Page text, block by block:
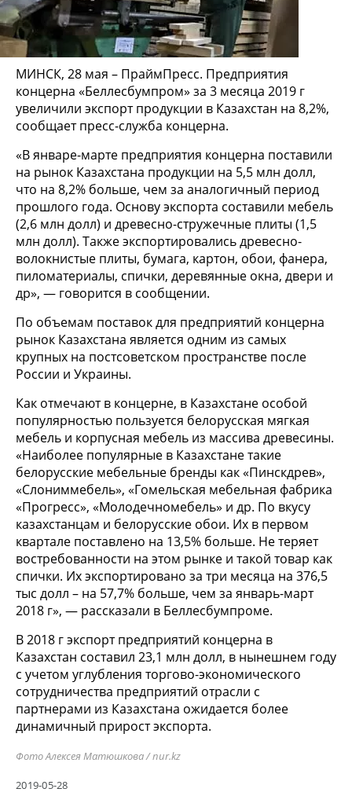
МИНСК, 28 мая – ПраймПресс. Предприятия
концерна «Беллесбумпром» за 3 месяца 2019 г
увеличили экспорт продукции в Казахстан на 8,2%,
сообщает пресс-служба концерна.
«В январе-марте предприятия концерна поставили
на рынок Казахстана продукции на 5,5 млн долл,
что на 8,2% больше, чем за аналогичный период
прошлого года. Основу экспорта составили мебель
(2,6 млн долл) и древесно-стружечные плиты (1,5
млн долл). Также экспортировались древесно-
волокнистые плиты, бумага, картон, обои, фанера,
пиломатериалы, спички, деревянные окна, двери и
др», — говорится в сообщении.
По объемам поставок для предприятий концерна
рынок Казахстана является одним из самых
крупных на постсоветском пространстве после
России и Украины.
Как отмечают в концерне, в Казахстане особой
популярностью пользуется белорусская мягкая
мебель и корпусная мебель из массива древесины.
«Наиболее популярные в Казахстане такие
белорусские мебельные бренды как «Пинскдрев»,
«Слониммебель», «Гомельская мебельная фабрика
«Прогресс», «Молодечномебель» и др. По вкусу
казахстанцам и белорусские обои. Их в первом
квартале поставлено на 13,5% больше. Не теряет
востребованности на этом рынке и такой товар как
спички. Их экспортировано за три месяца на 376,5
тыс долл – на 57,7% больше, чем за январь-март
2018 г», — рассказали в Беллесбумпроме.
В 2018 г экспорт предприятий концерна в
Казахстан составил 23,1 млн долл, в нынешнем году
с учетом углубления торгово-экономического
сотрудничества предприятий отрасли с
партнерами из Казахстана ожидается более
динамичный прирост экспорта.
Фото Алексея Матюшкова / nur.kz
2019-05-28